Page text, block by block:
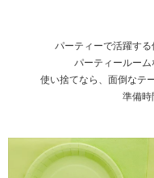
パーティーで活躍す
パーティールーム
使い捨てなら、面倒なテ
準備時